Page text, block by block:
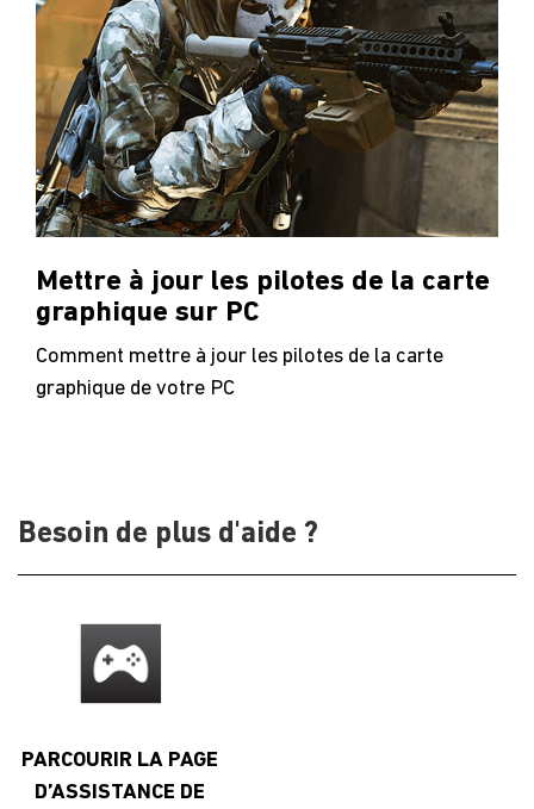
Mettre à jour les pilotes de la carte
graphique sur PC
Comment mettre à jour les pilotes de la carte
graphique de votre PC
Besoin de plus d'aide ?
PARCOURIR LA PAGE
D’ASSISTANCE DE